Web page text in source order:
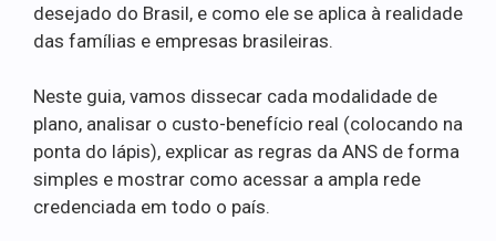
desejado do Brasil, e como ele se aplica à realidade
das famílias e empresas brasileiras.
Neste guia, vamos dissecar cada modalidade de
plano, analisar o custo-benefício real (colocando na
ponta do lápis), explicar as regras da ANS de forma
simples e mostrar como acessar a ampla rede
credenciada em todo o país.